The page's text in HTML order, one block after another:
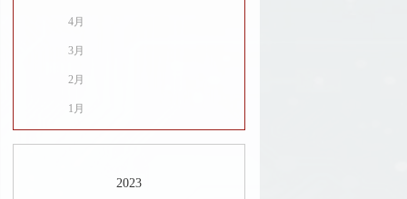
4月
3月
2月
1月
2023